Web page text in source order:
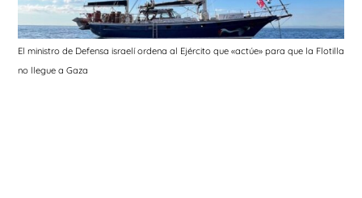
El ministro de Defensa israelí ordena al Ejército que «actúe» para que la Flotilla
no llegue a Gaza